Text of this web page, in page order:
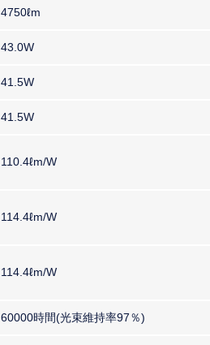
4750ℓm
43.0W
41.5W
41.5W
110.4ℓm/W
114.4ℓm/W
114.4ℓm/W
60000時間(光束維持率97％)